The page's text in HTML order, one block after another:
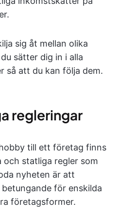
sig åt mellan olika
sätter dig in i alla
så att du kan följa dem.
regleringar
till ett företag finns
statliga regler som
nyheten är att
för enskilda
företagsformer.